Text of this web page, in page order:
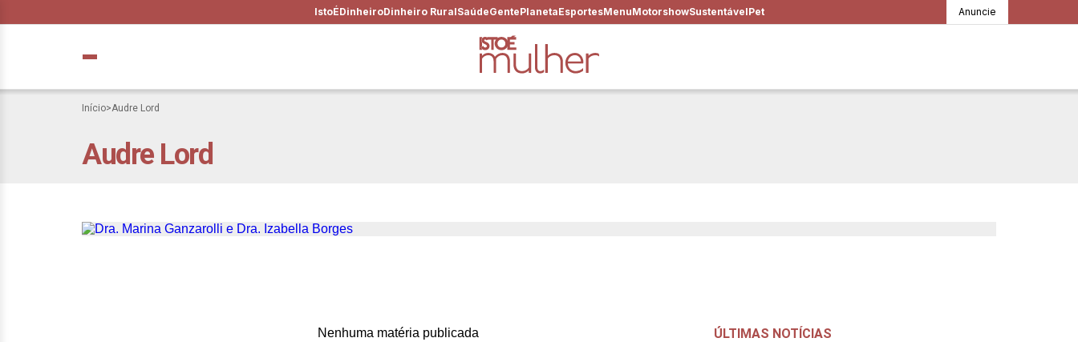
IstoÉDinheiroDinheiro RuralSaúdeGentePlanetaEsportesMenuMotorshowSustentávelPet Anuncie
Início>Audre Lord
Audre Lord
A pauta feminina mudou: do chá das cinco aos encontros que
Nenhuma matéria publicada